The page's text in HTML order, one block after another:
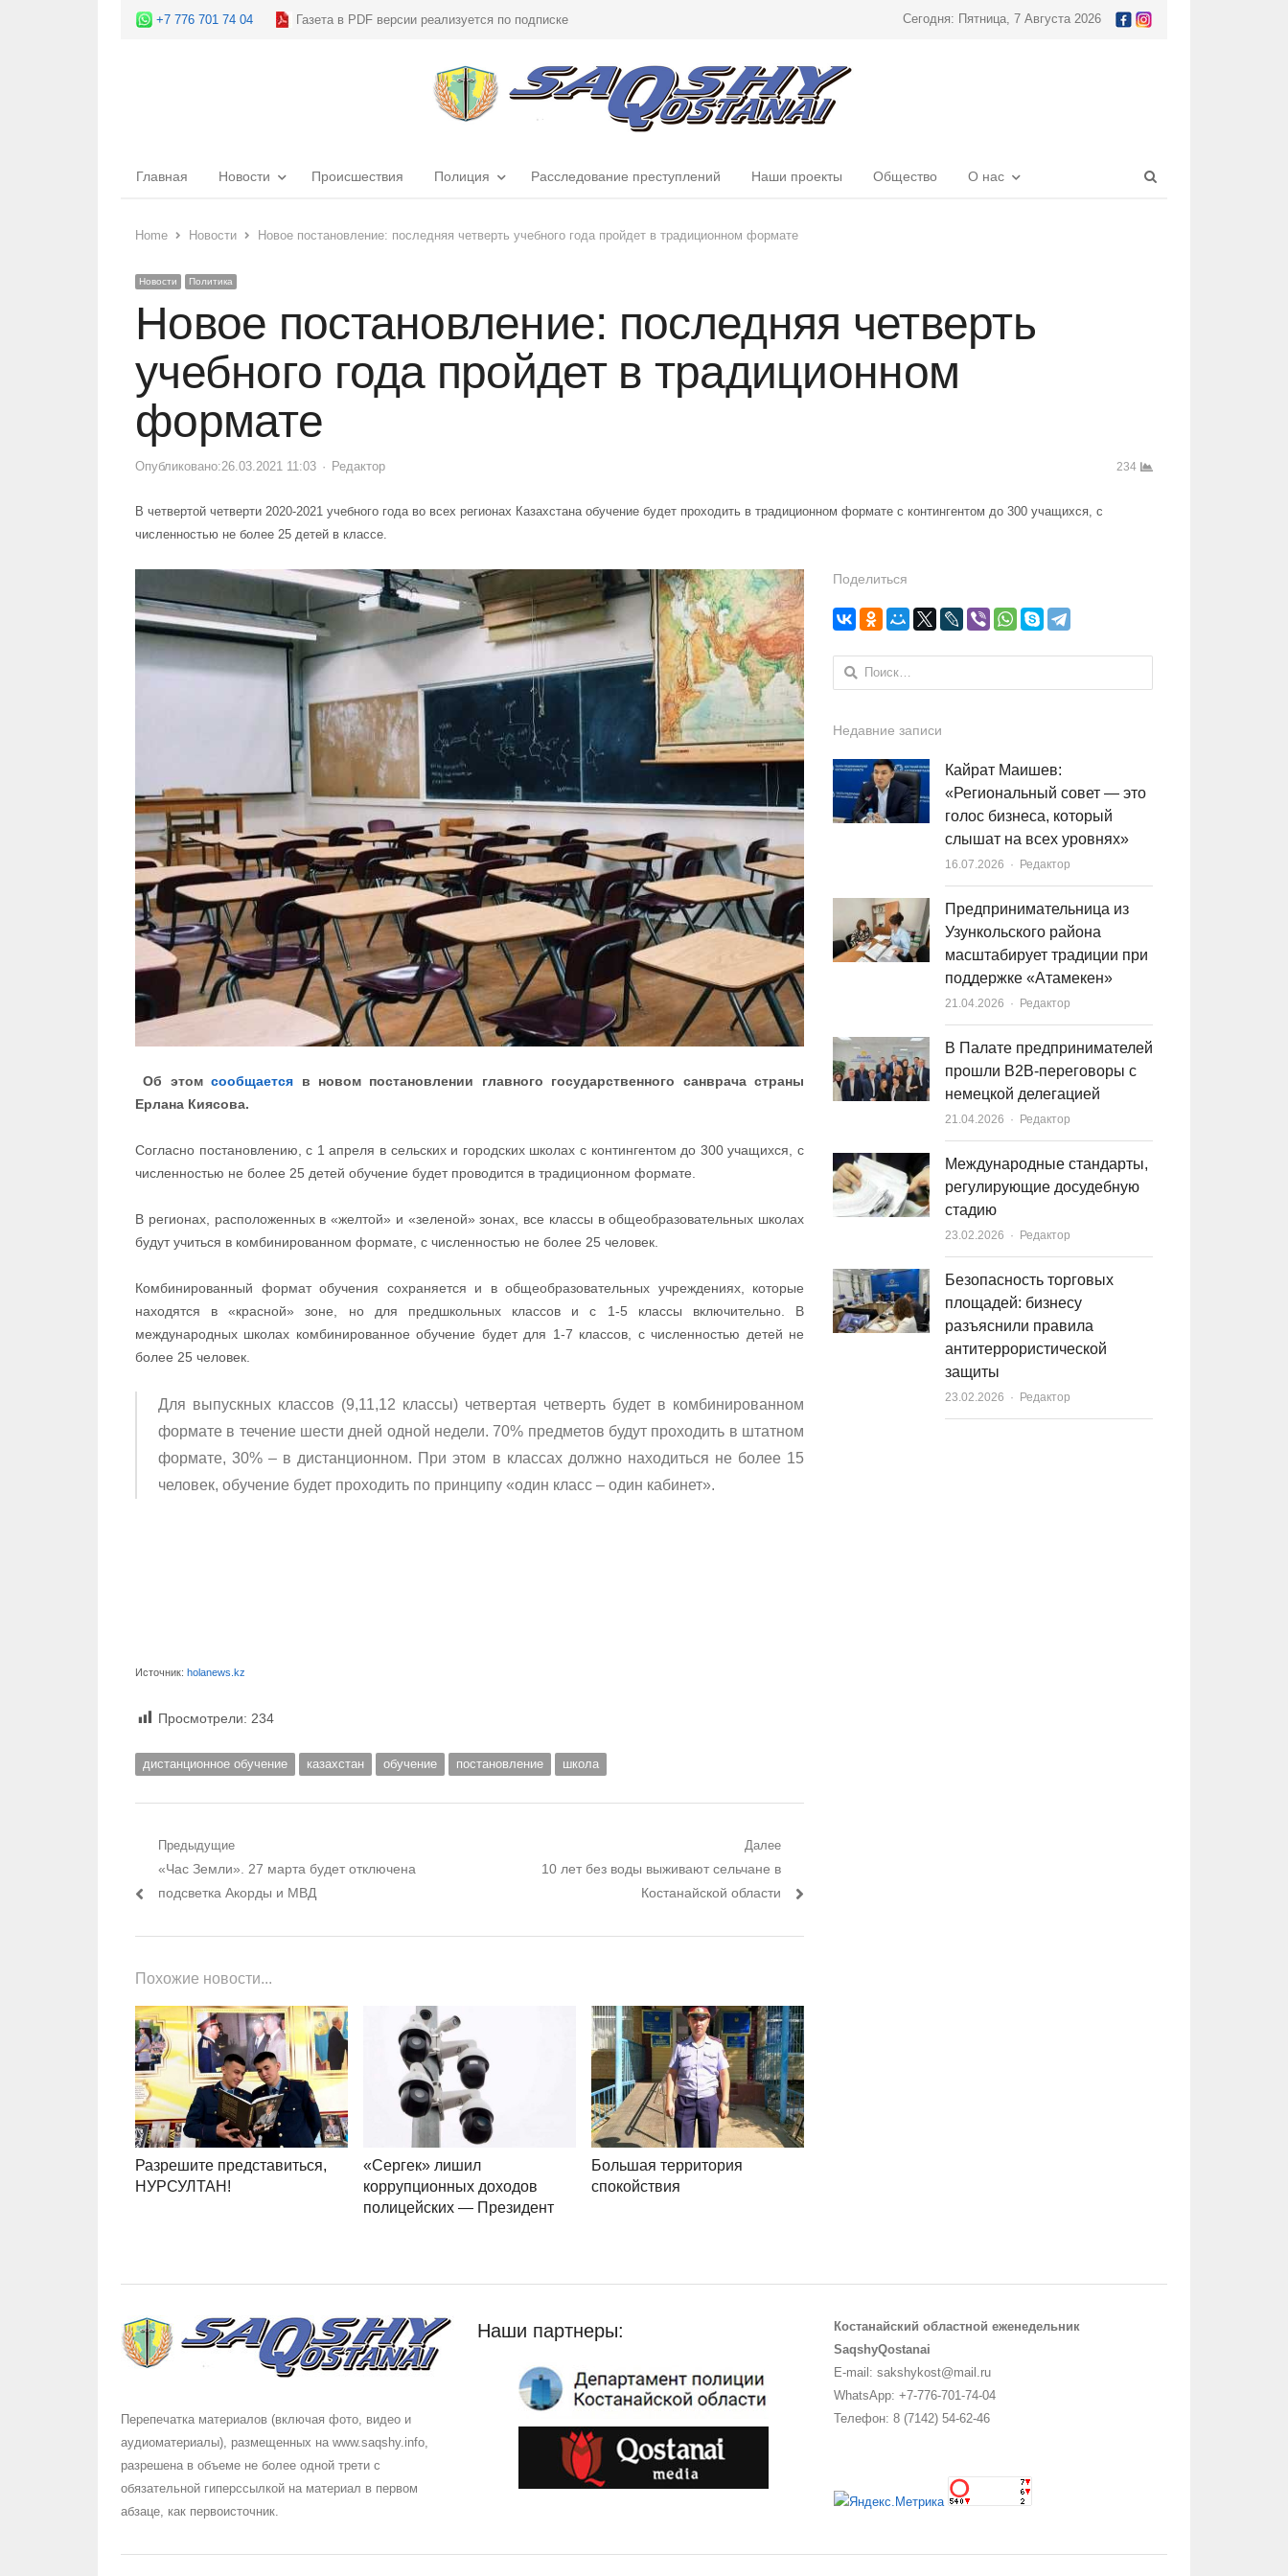
+7 776 701 74 04 Газета в PDF версии реализуется по подписке Сегодня: Пятница, 7 Августа 2026
Главная Новости Происшествия Полиция Расследование преступлений Наши проекты Общество О нас
Home
Новости Новое постановление: последняя четверть учебного года пройдет в традиционном формате
Новости Политика
Новое постановление: последняя четверть
учебного года пройдет в традиционном
формате
Опубликовано:26.03.2021 11:03 Author
Редактор 234
В четвертой четверти 2020-2021 учебного года во всех регионах Казахстана обучение будет проходить в традиционном формате с контингентом до 300 учащихся, с
численностью не более 25 детей в классе.
Об этомсообщается в новом постановлении главного государственного санврача страны
Ерлана Киясова.
Согласно постановлению, с 1 апреля в сельских и городских школах с контингентом до 300 учащихся, с
численностью не более 25 детей обучение будет проводится в традиционном формате.
В регионах, расположенных в «желтой» и «зеленой» зонах, все классы в общеобразовательных школах
будут учиться в комбинированном формате, с численностью не более 25 человек.
Комбинированный формат обучения сохраняется и в общеобразовательных учреждениях, которые
находятся в «красной» зоне, но для предшкольных классов и с 1-5 классы включительно. В
международных школах комбинированное обучение будет для 1-7 классов, с численностью детей не
более 25 человек.
Для выпускных классов (9,11,12 классы) четвертая четверть будет в комбинированном
формате в течение шести дней одной недели. 70% предметов будут проходить в штатном
формате, 30% – в дистанционном. При этом в классах должно находиться не более 15
человек, обучение будет проходить по принципу «один класс – один кабинет».
Источник: holanews.kz
Просмотрели: 234
дистанционное обучение казахстан обучение постановление школа
Навигация по записям
Предыдущие
Предыдущий пост:
«Час Земли». 27 марта будет отключена
подсветка Акорды и МВД
Далее
Следующий пост:
10 лет без воды выживают сельчане в
Костанайской области
Похожие новости...
Разрешите представиться,
НУРСУЛТАН!
«Сергек» лишил
коррупционных доходов
полицейских — Президент
Большая территория
спокойствия
Поделиться
Найти:
Недавние записи
Кайрат Маишев:
«Региональный совет — это
голос бизнеса, который
слышат на всех уровнях»
16.07.2026 Author
Редактор
Предпринимательница из
Узункольского района
масштабирует традиции при
поддержке «Атамекен»
21.04.2026 Author
Редактор
В Палате предпринимателей
прошли B2B-переговоры с
немецкой делегацией
21.04.2026 Author
Редактор
Международные стандарты,
регулирующие досудебную
стадию
23.02.2026 Author
Редактор
Безопасность торговых
площадей: бизнесу
разъяснили правила
антитеррористической
защиты
23.02.2026 Author
Редактор
Перепечатка материалов (включая фото, видео и
аудиоматериалы), размещенных на www.saqshy.info,
разрешена в объеме не более одной трети с
обязательной гиперссылкой на материал в первом
абзаце, как первоисточник.
Наши партнеры:
Костанайский областной еженедельник
SaqshyQostanai
E-mail: sakshykost@mail.ru
WhatsApp: +7-776-701-74-04
Телефон: 8 (7142) 54-62-46